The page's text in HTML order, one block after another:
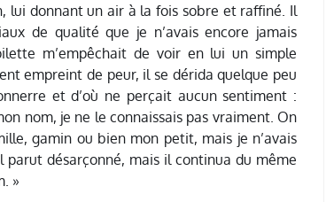
lui donnant un air à la fois sobre et raffiné. Il
de qualité que je n’avais encore jamais
m’empêchait de voir en lui un simple
empreint de peur, il se dérida quelque peu
et d’où ne perçait aucun sentiment :
nom, je ne le connaissais pas vraiment. On
gamin ou bien mon petit, mais je n’avais
désarçonné, mais il continua du même
»